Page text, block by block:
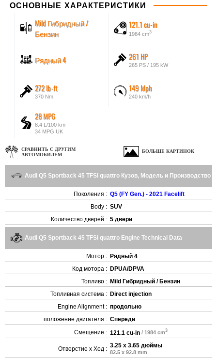
ОСНОВНЫЕ ХАРАКТЕРИСТИКИ
Mild Гибридный /
Бензин
121.1 cu-in
1984 cm3
Рядный 4 261 HP
265 PS / 195 kW
272 lb-ft
370 Nm
149 Mph
240 km/h
28 MPG
8.4 L/100 km
34 MPG UK
СРАВНИТЬ С ДРУГИМ
АВТОМОБИЛЕМ
БОЛЬШЕ КАРТИНОК
Audi Q5 Sportback 45 TFSI quattro Кузов, Модель и Производство
Поколения : Q5 (FY Gen.) - 2021 Facelift
Body : SUV
Количество дверей : 5 двери
Audi Q5 Sportback 45 TFSI quattro Engine Technical Data
Мотор : Рядный 4
Код мотора : DPUA/DPVA
Топливо : Mild Гибридный / Бензин
Топливная система : Direct injection
Engine Alignment : продольно
положение двигателя : Спереди
Смещение : 121.1 cu-in / 1984 cm3
Отверстие x Ход : 3.25 x 3.65 дюймы
82.5 x 92.8 mm